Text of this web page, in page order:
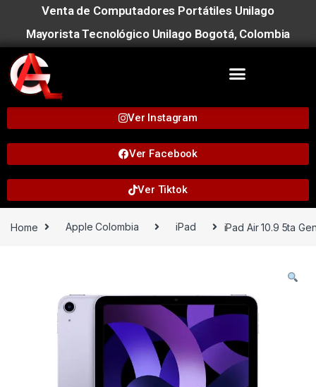
Venta de Computadores Portátiles Unilago
Mayorista Tecnológico Unilago Bogotá, Colombia
Ver Instagram
Ver Facebook
Ver Tiktok
Home Apple Colombia iPad iPad Air 10.9 5ta